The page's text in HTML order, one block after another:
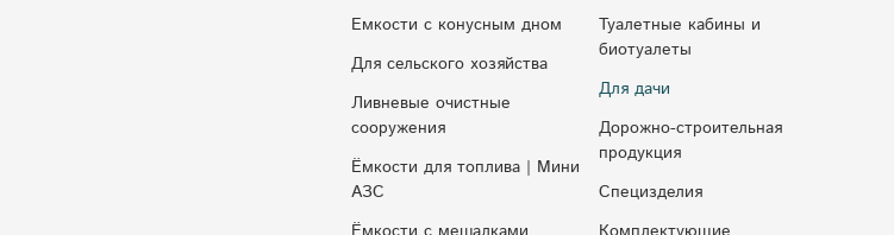
Eмкocти c кoнуcным днoм
Для сельского хозяйства
Ливневые очистные
сооружения
Ёмкости для топлива | Мини
АЗС
Туалетные кабины и
биотуалеты
Для дачи
Дорожно-строительная
продукция
Специзделия